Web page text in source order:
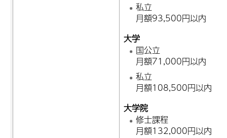
私立
月額93,500円以内
大学
国公立
月額71,000円以内
私立
月額108,500円以内
大学院
修士課程
月額132,000円以内